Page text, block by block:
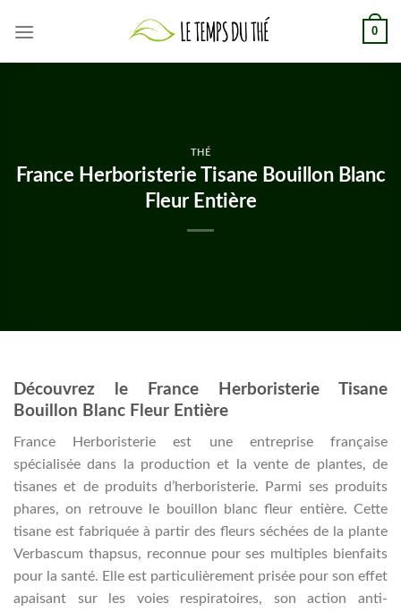
0
THÉ
France Herboristerie Tisane Bouillon Blanc
Fleur Entière
Découvrez le France Herboristerie Tisane
Bouillon Blanc Fleur Entière
France Herboristerie est une entreprise française
spécialisée dans la production et la vente de plantes, de
tisanes et de produits d’herboristerie. Parmi ses produits
phares, on retrouve le bouillon blanc fleur entière. Cette
tisane est fabriquée à partir des fleurs séchées de la plante
Verbascum thapsus, reconnue pour ses multiples bienfaits
pour la santé. Elle est particulièrement prisée pour son effet
apaisant sur les voies respiratoires, son action anti-